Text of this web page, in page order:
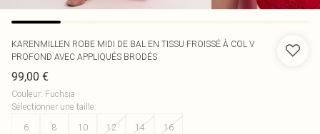
KARENMILLEN ROBE MIDI DE BAL EN TISSU FROISSÉ À COL V
PROFOND AVEC APPLIQUÉS BRODÉS
99,00 €
Couleur: Fuchsia
Sélectionner une taille:
6
8 10 12 14 16